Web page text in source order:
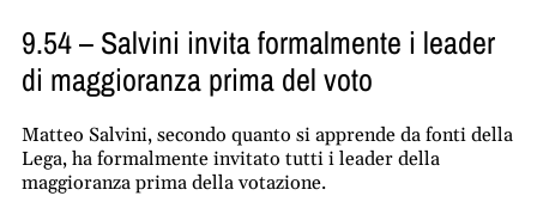
9.54 – Salvini invita formalmente i leader
di maggioranza prima del voto
Matteo Salvini, secondo quanto si apprende da fonti della
Lega, ha formalmente invitato tutti i leader della
maggioranza prima della votazione.